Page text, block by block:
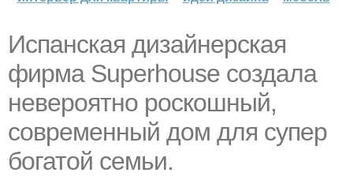
Испанская дизайнерская
фирма Superhouse создала
невероятно роскошный,
современный дом для супер
богатой семьи.